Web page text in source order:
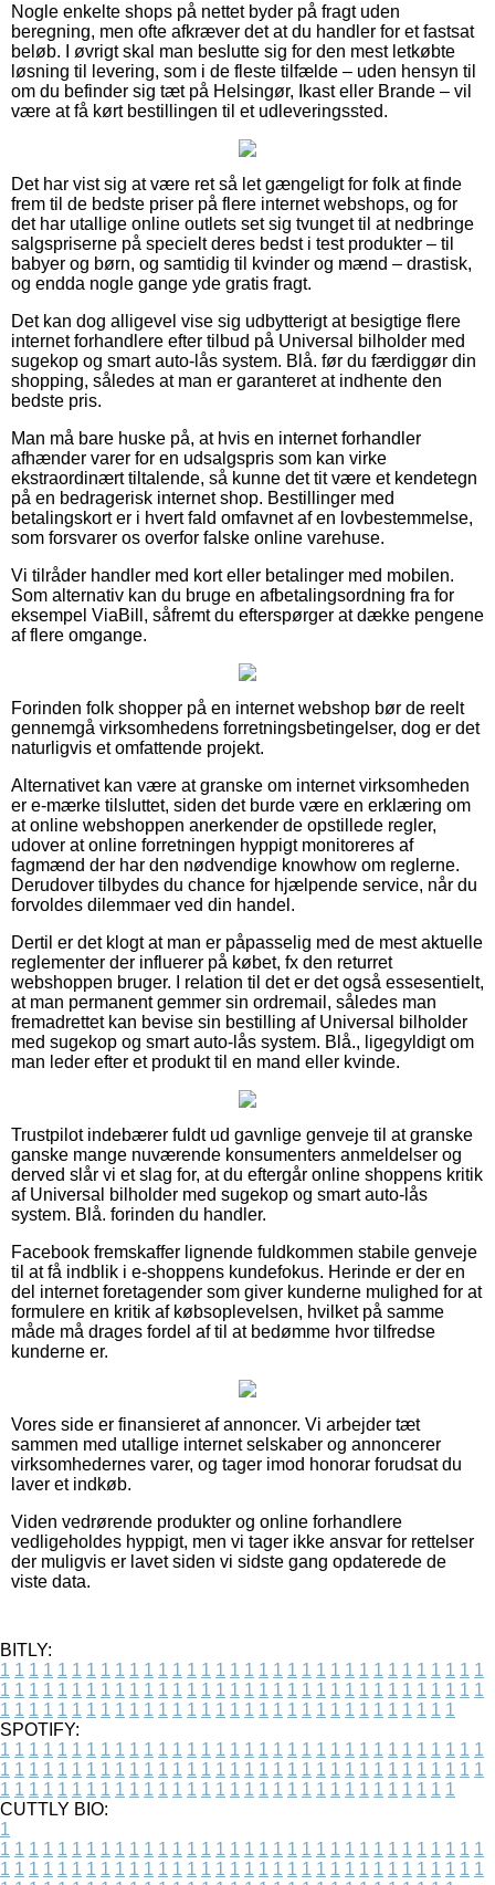
Nogle enkelte shops på nettet byder på fragt uden
beregning, men ofte afkræver det at du handler for et fastsat
beløb. I øvrigt skal man beslutte sig for den mest letkøbte
løsning til levering, som i de fleste tilfælde – uden hensyn til
om du befinder sig tæt på Helsingør, Ikast eller Brande – vil
være at få kørt bestillingen til et udleveringssted.
Det har vist sig at være ret så let gængeligt for folk at finde
frem til de bedste priser på flere internet webshops, og for
det har utallige online outlets set sig tvunget til at nedbringe
salgspriserne på specielt deres bedst i test produkter – til
babyer og børn, og samtidig til kvinder og mænd – drastisk,
og endda nogle gange yde gratis fragt.
Det kan dog alligevel vise sig udbytterigt at besigtige flere
internet forhandlere efter tilbud på Universal bilholder med
sugekop og smart auto-lås system. Blå. før du færdiggør din
shopping, således at man er garanteret at indhente den
bedste pris.
Man må bare huske på, at hvis en internet forhandler
afhænder varer for en udsalgspris som kan virke
ekstraordinært tiltalende, så kunne det tit være et kendetegn
på en bedragerisk internet shop. Bestillinger med
betalingskort er i hvert fald omfavnet af en lovbestemmelse,
som forsvarer os overfor falske online varehuse.
Vi tilråder handler med kort eller betalinger med mobilen.
Som alternativ kan du bruge en afbetalingsordning fra for
eksempel ViaBill, såfremt du efterspørger at dække pengene
af flere omgange.
Forinden folk shopper på en internet webshop bør de reelt
gennemgå virksomhedens forretningsbetingelser, dog er det
naturligvis et omfattende projekt.
Alternativet kan være at granske om internet virksomheden
er e-mærke tilsluttet, siden det burde være en erklæring om
at online webshoppen anerkender de opstillede regler,
udover at online forretningen hyppigt monitoreres af
fagmænd der har den nødvendige knowhow om reglerne.
Derudover tilbydes du chance for hjælpende service, når du
forvoldes dilemmaer ved din handel.
Dertil er det klogt at man er påpasselig med de mest aktuelle
reglementer der influerer på købet, fx den returret
webshoppen bruger. I relation til det er det også essesentielt,
at man permanent gemmer sin ordremail, således man
fremadrettet kan bevise sin bestilling af Universal bilholder
med sugekop og smart auto-lås system. Blå., ligegyldigt om
man leder efter et produkt til en mand eller kvinde.
Trustpilot indebærer fuldt ud gavnlige genveje til at granske
ganske mange nuværende konsumenters anmeldelser og
derved slår vi et slag for, at du eftergår online shoppens kritik
af Universal bilholder med sugekop og smart auto-lås
system. Blå. forinden du handler.
Facebook fremskaffer lignende fuldkommen stabile genveje
til at få indblik i e-shoppens kundefokus. Herinde er der en
del internet foretagender som giver kunderne mulighed for at
formulere en kritik af købsoplevelsen, hvilket på samme
måde må drages fordel af til at bedømme hvor tilfredse
kunderne er.
Vores side er finansieret af annoncer. Vi arbejder tæt
sammen med utallige internet selskaber og annoncerer
virksomhedernes varer, og tager imod honorar forudsat du
laver et indkøb.
Viden vedrørende produkter og online forhandlere
vedligeholdes hyppigt, men vi tager ikke ansvar for rettelser
der muligvis er lavet siden vi sidste gang opdaterede de
viste data.
BITLY:
1 1 1 1 1 1 1 1 1 1 1 1 1 1 1 1 1 1 1 1 1 1 1 1 1 1 1 1 1 1 1 1 1 1
1 1 1 1 1 1 1 1 1 1 1 1 1 1 1 1 1 1 1 1 1 1 1 1 1 1 1 1 1 1 1 1 1 1
1 1 1 1 1 1 1 1 1 1 1 1 1 1 1 1 1 1 1 1 1 1 1 1 1 1 1 1 1 1 1 1
SPOTIFY:
1 1 1 1 1 1 1 1 1 1 1 1 1 1 1 1 1 1 1 1 1 1 1 1 1 1 1 1 1 1 1 1 1 1
1 1 1 1 1 1 1 1 1 1 1 1 1 1 1 1 1 1 1 1 1 1 1 1 1 1 1 1 1 1 1 1 1 1
1 1 1 1 1 1 1 1 1 1 1 1 1 1 1 1 1 1 1 1 1 1 1 1 1 1 1 1 1 1 1 1
CUTTLY BIO:
1
1 1 1 1 1 1 1 1 1 1 1 1 1 1 1 1 1 1 1 1 1 1 1 1 1 1 1 1 1 1 1 1 1 1
1 1 1 1 1 1 1 1 1 1 1 1 1 1 1 1 1 1 1 1 1 1 1 1 1 1 1 1 1 1 1 1 1 1